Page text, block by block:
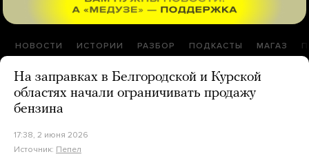
НОВОСТИ ИСТОРИИ РАЗБОР ПОДКАСТЫ МАГАЗ
На заправках в Белгородской и Курской
областях начали ограничивать продажу
бензина
17:38, 2 июня 2026
Источник: Пепел